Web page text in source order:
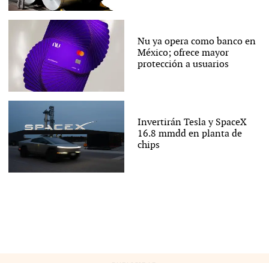
Nu ya opera como banco en
México; ofrece mayor
protección a usuarios
Invertirán Tesla y SpaceX
16.8 mmdd en planta de
chips